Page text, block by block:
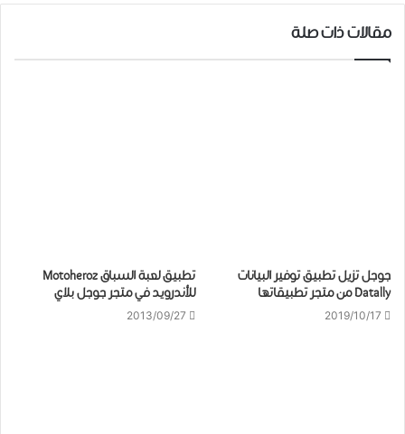
مقالات ذات صلة
ﺟﻮﺟﻞ ﺗﺰﻳﻞ ﺗﻄﺒﻴﻖ ﺗﻮﻓﻴﺮ ﺍﻟﺒﻴﺎﻧﺎﺕ
Datally ﻣﻦ متجر تطبيقاتها
2019/10/17
تطبيق لعبة السباق Motoheroz
للأندرويد في متجر جوجل بلاي
2013/09/27